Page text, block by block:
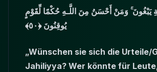
يَبْغُونَ ۚ وَمَنْ أَحْسَنُ مِنَ اللَّـهِ حُكْمًا لِّقَوْمٍ
يُوقِنُونَ ﴿٥٠﴾
„Wünschen sie sich die Urteile/
Jahiliyya? Wer könnte für